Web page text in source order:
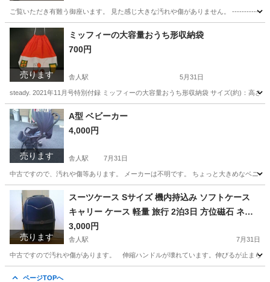
ご覧いただき有難う御座います。 見た感じ大きな汚れや傷がありません。
東京 足立区 バッグ
売ります
ミッフィーの大容量おうち形収納袋
700円
舎人駅 5月31日
steady. 2021年11月号特別付録 ミッフィーの大容量おうち形収納袋 サイズ(約)：高
東京 足立区 舎人駅 バッグ
売ります
A型 ベビーカー
4,000円
舎人駅 7月31日
中古ですので、汚れや傷等あります。 メーカーは不明です。 ちょっと大きめなベニ
東京 足立区 ベビー用品 A型
売ります
スーツケース Sサイズ 機内持込み ソフトケース
キャリー ケース 軽量 旅行 2泊3日 方位磁石 ネイ
ビー
3,000円
舎人駅 7月31日
中古ですので汚れや傷があります。 伸縮ハンドルが壊れています。伸びるが止まら
ページTOPへ